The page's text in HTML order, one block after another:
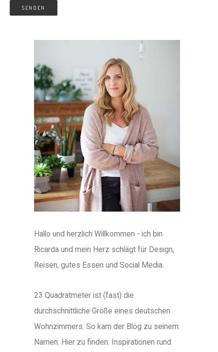
Hallo und herzlich Willkommen - ich bin
Ricarda und mein Herz schlägt für Design,
Reisen, gutes Essen und Social Media.
23 Quadratmeter ist (fast) die
durchschnittliche Größe eines deutschen
Wohnzimmers. So kam der Blog zu seinem
Namen. Hier zu finden: Inspirationen rund